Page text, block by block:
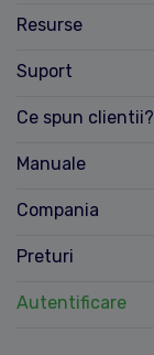
Resurse
Suport
Ce spun clientii?
Manuale
Compania
Preturi
Autentificare